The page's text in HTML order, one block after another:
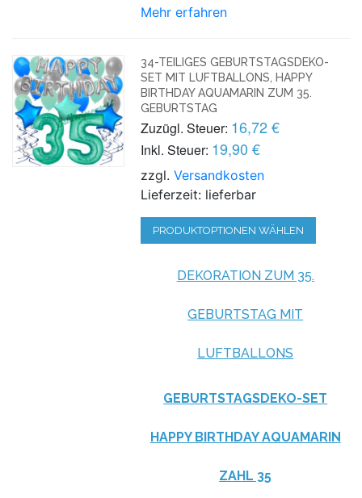
Mehr erfahren
34-TEILIGES GEBURTSTAGSDEKO-
SET MIT LUFTBALLONS, HAPPY
BIRTHDAY AQUAMARIN ZUM 35.
GEBURTSTAG
Zuzügl. Steuer: 16,72 €
Inkl. Steuer: 19,90 €
zzgl.Versandkosten
Lieferzeit: lieferbar
PRODUKTOPTIONEN WÄHLEN
DEKORATION ZUM 35.
GEBURTSTAG MIT
LUFTBALLONS
GEBURTSTAGSDEKO-SET
HAPPY BIRTHDAY AQUAMARIN
ZAHL 35